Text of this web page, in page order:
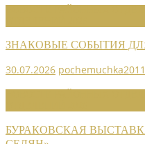
ЗНАКОВЫЕ СОБЫТИЯ
30.07.2026 pochemuchka2011
БУРАКОВСКАЯ